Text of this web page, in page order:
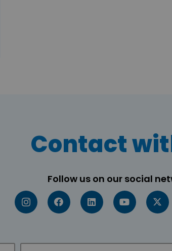
Contact
Follow us on our social